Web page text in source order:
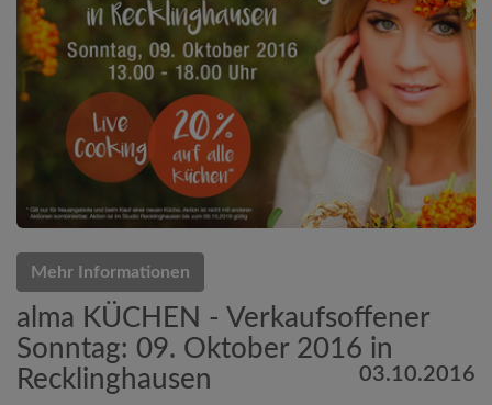
Mehr Informationen
alma KÜCHEN - Verkaufsoffener
Sonntag: 09. Oktober 2016 in
Recklinghausen
03.10.2016